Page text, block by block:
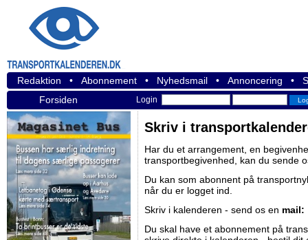
Redaktion • Abonnement • Nyhedsmail • Annoncering •
Forsiden
Login
Skriv i
Har du et arrangement, en
transportbegivenhed, kan du sende
Du kan som abonnent på
når du er logget ind.
Skriv i kalenderen - send os en mail:
Du skal have et abonnement på